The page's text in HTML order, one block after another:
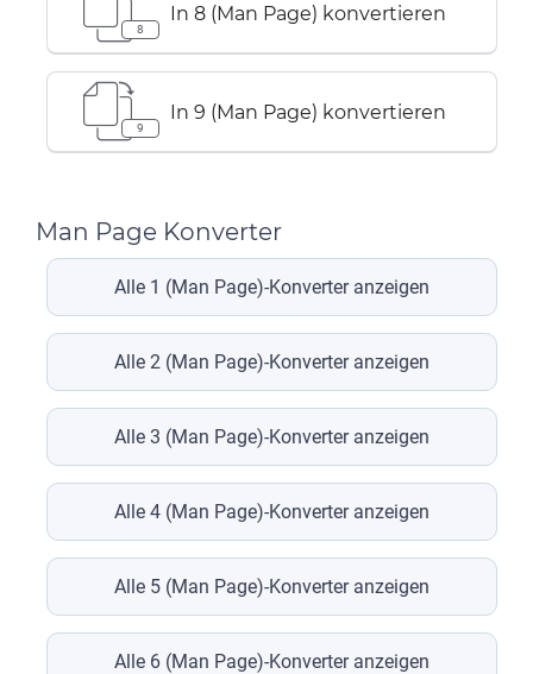
8
In 8 (Man Page) konvertieren
9
In 9 (Man Page) konvertieren
Man Page Konverter
Alle 1 (Man Page)-Konverter anzeigen
Alle 2 (Man Page)-Konverter anzeigen
Alle 3 (Man Page)-Konverter anzeigen
Alle 4 (Man Page)-Konverter anzeigen
Alle 5 (Man Page)-Konverter anzeigen
Alle 6 (Man Page)-Konverter anzeigen